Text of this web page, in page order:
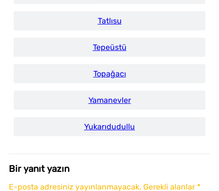
Tatlısu
Tepeüstü
Topağacı
Yamanevler
Yukarıdudullu
Bir yanıt yazın
E-posta adresiniz yayınlanmayacak. Gerekli alanlar *